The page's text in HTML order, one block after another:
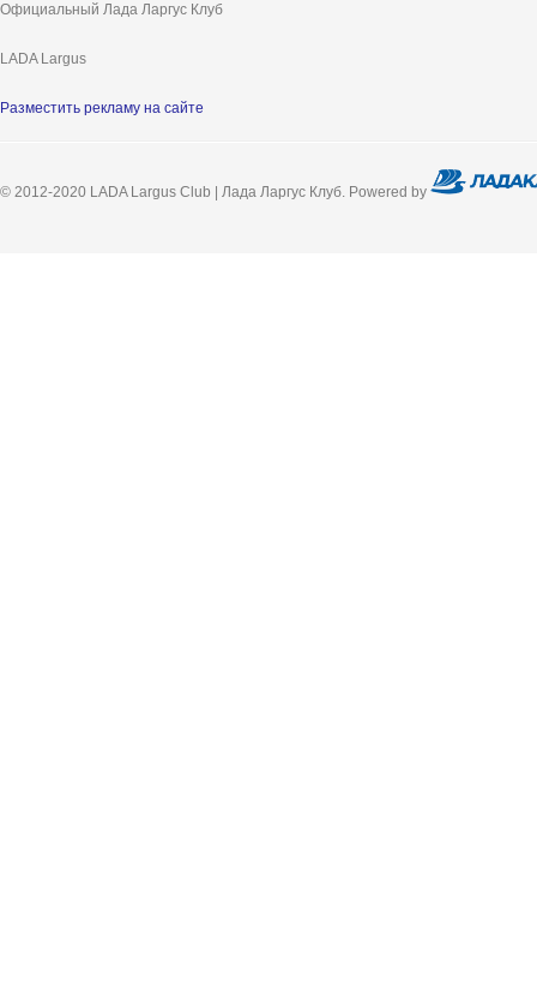
Официальный Лада Ларгус Клуб
LADA Largus
Разместить рекламу на сайте
© 2012-2020 LADA Largus Club | Лада Ларгус Клуб. Powered by